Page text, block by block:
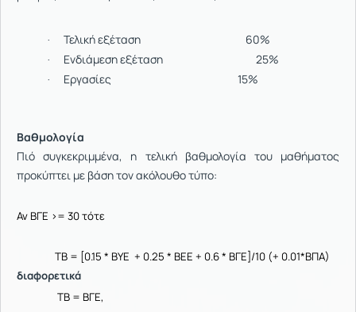
· Τελική εξέταση 60%
· Ενδιάμεση εξέταση 25%
· Εργασίες 15%
Βαθμολογία
Πιό συγκεκριμμένα, η τελική βαθμολογία του μαθήματος
προκύπτει με βάση τον ακόλουθο τύπο:
Αν ΒΓE >= 30 τότε
ΤΒ = [0.15 * ΒΥΕ + 0.25 * ΒΕΕ + 0.6 * ΒΓΕ]/10 (+ 0.01*ΒΠΑ)
διαφορετικά
ΤΒ = ΒΓΕ,